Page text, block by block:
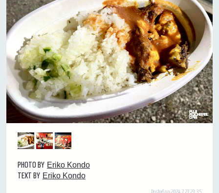
PHOTO BY Eriko Kondo
TEXT BY Eriko Kondo